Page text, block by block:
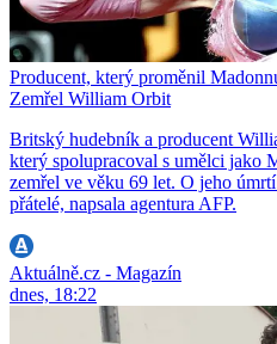
Producent, který proměnil
Zemřel William Orbit
Britský hudebník a producent
který spolupracoval s umělci jako
zemřel ve věku 69 let. O jeho
přátelé, napsala agentura AFP.
Aktuálně.cz - Magazín
dnes, 18:22